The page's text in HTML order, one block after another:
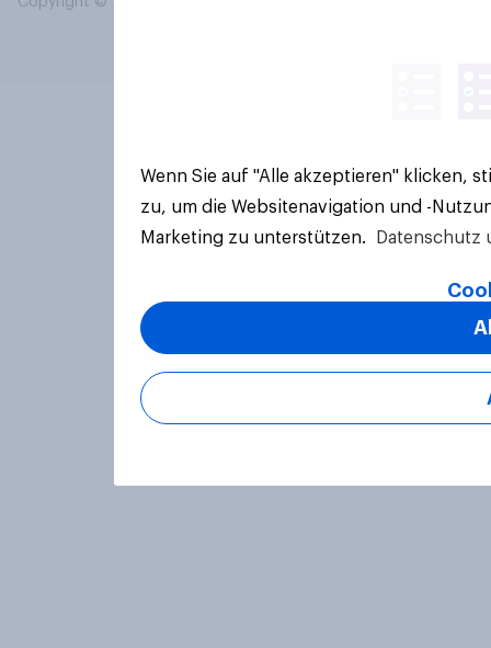
Wenn Sie auf "Alle akzeptieren" klicken,
zu, um die Websitenavigation und -
Marketing zu unterstützen.
Datenschutz